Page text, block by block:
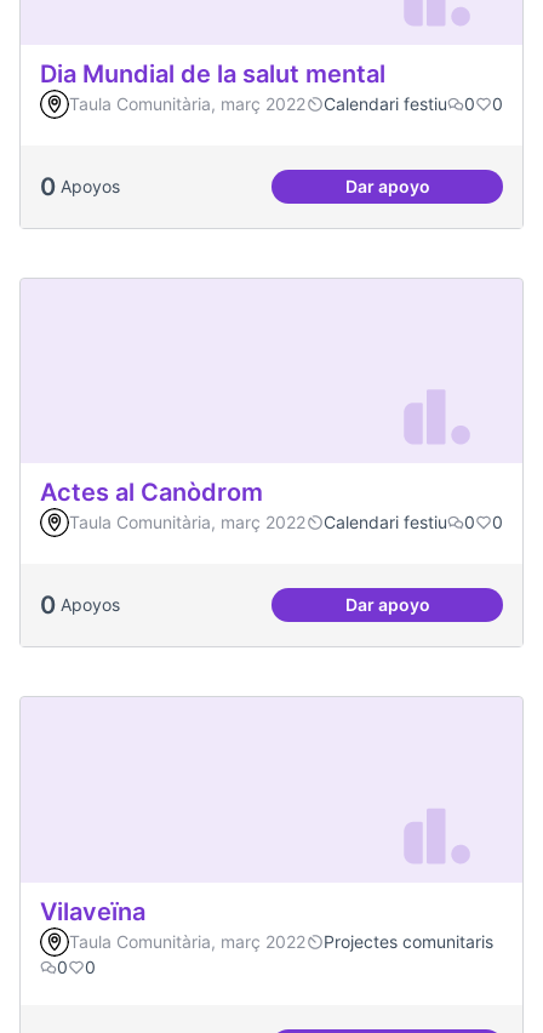
Dia Mundial de la salut mental
Taula Comunitària, març 2022 Calendari festiu 0 0
0 Apoyos Dar apoyoDia Mundial de la
Actes al Canòdrom
Taula Comunitària, març 2022 Calendari festiu 0 0
0 Apoyos Dar apoyoActes al Canòdrom
Vilaveïna
Taula Comunitària, març 2022
Projectes comunitaris
0
0